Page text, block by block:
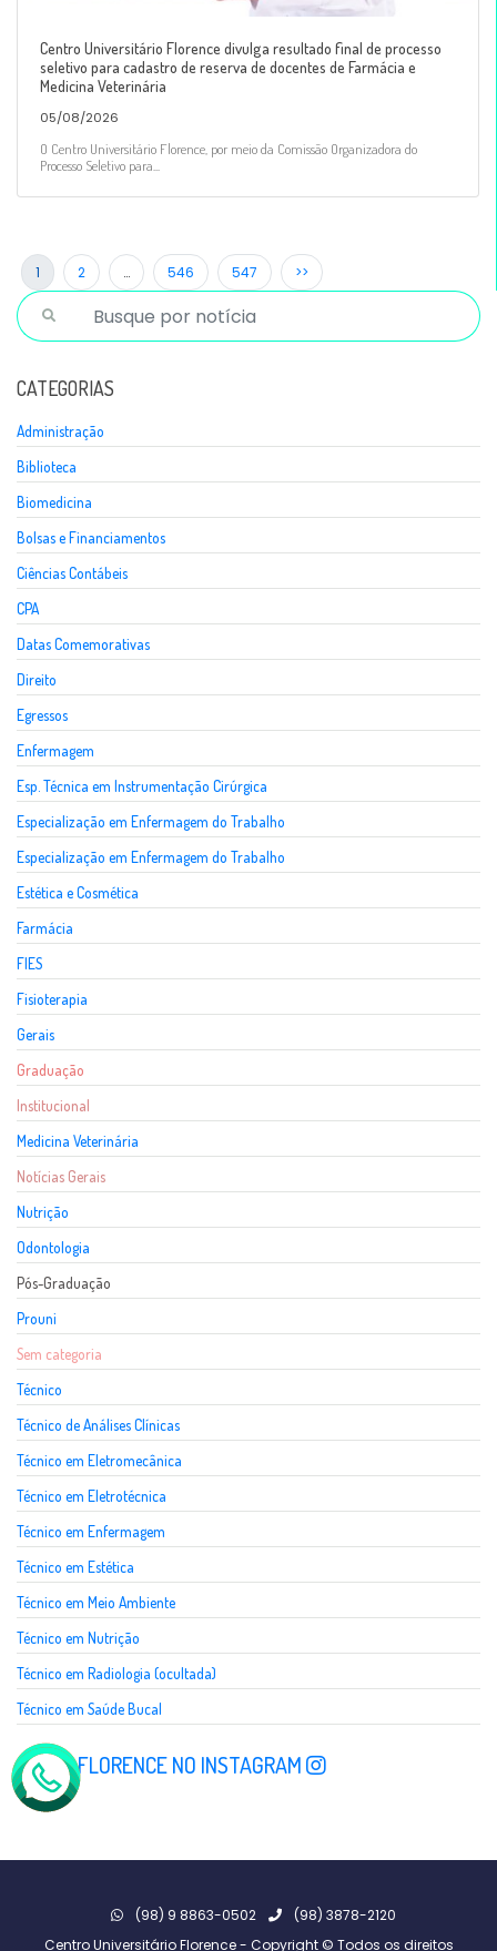
Centro Universitário Florence divulga resultado final de processo
seletivo para cadastro de reserva de docentes de Farmácia e
Medicina Veterinária
05/08/2026
O Centro Universitário Florence, por meio da Comissão Organizadora do
Processo Seletivo para...
1 2 … 546 547 >>
CATEGORIAS
Administração
Biblioteca
Biomedicina
Bolsas e Financiamentos
Ciências Contábeis
CPA
Datas Comemorativas
Direito
Egressos
Enfermagem
Esp. Técnica em Instrumentação Cirúrgica
Especialização em Enfermagem do Trabalho
Especialização em Enfermagem do Trabalho
Estética e Cosmética
Farmácia
FIES
Fisioterapia
Gerais
Graduação
Institucional
Medicina Veterinária
Notícias Gerais
Nutrição
Odontologia
Pós-Graduação
Prouni
Sem categoria
Técnico
Técnico de Análises Clínicas
Técnico em Eletromecânica
Técnico em Eletrotécnica
Técnico em Enfermagem
Técnico em Estética
Técnico em Meio Ambiente
Técnico em Nutrição
Técnico em Radiologia (ocultada)
Técnico em Saúde Bucal
SIGA A FLORENCE NO INSTAGRAM
(98) 9 8863-0502
(98) 3878-2120
Centro Universitário Florence - Copyright © Todos os direitos